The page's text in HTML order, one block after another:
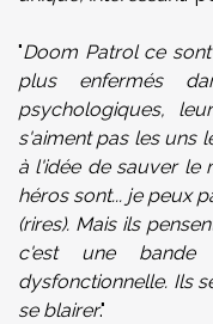
"Doom Patrol ce
plus enfermés
psychologiques,
s'aiment pas les uns
à l'idée de sauver le
héros sont... je peux
(rires). Mais ils
c'est une bande
dysfonctionnelle. Ils
se blairer."